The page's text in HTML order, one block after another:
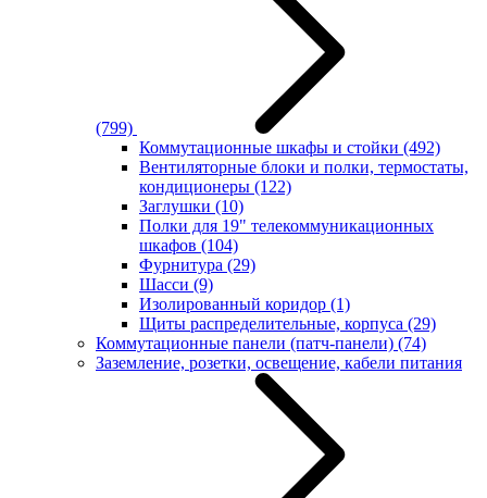
(799)
Коммутационные шкафы и стойки (492)
Вентиляторные блоки и полки, термостаты,
кондиционеры (122)
Заглушки (10)
Полки для 19" телекоммуникационных
шкафов (104)
Фурнитура (29)
Шасси (9)
Изолированный коридор (1)
Щиты распределительные, корпуса (29)
Коммутационные панели (патч-панели) (74)
Заземление, розетки, освещение, кабели питания